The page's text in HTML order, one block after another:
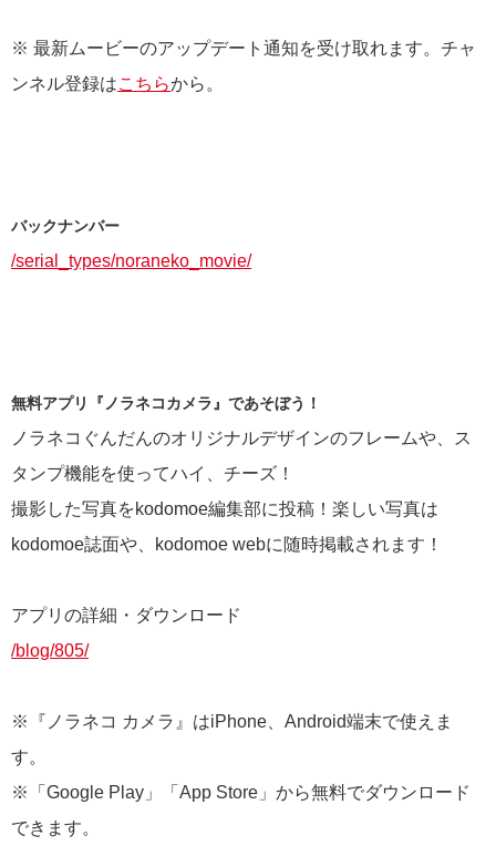
※ 最新ムービーのアップデート通知を受け取れます。チャ
ンネル登録はこちらから。
バックナンバー
/serial_types/noraneko_movie/
無料アプリ『ノラネコカメラ』であそぼう！
ノラネコぐんだんのオリジナルデザインのフレームや、ス
タンプ機能を使ってハイ、チーズ！
撮影した写真をkodomoe編集部に投稿！楽しい写真は
kodomoe誌面や、kodomoe webに随時掲載されます！
アプリの詳細・ダウンロード
/blog/805/
※『ノラネコ カメラ』はiPhone、Android端末で使えま
す。
※「Google Play」「App Store」から無料でダウンロード
できます。